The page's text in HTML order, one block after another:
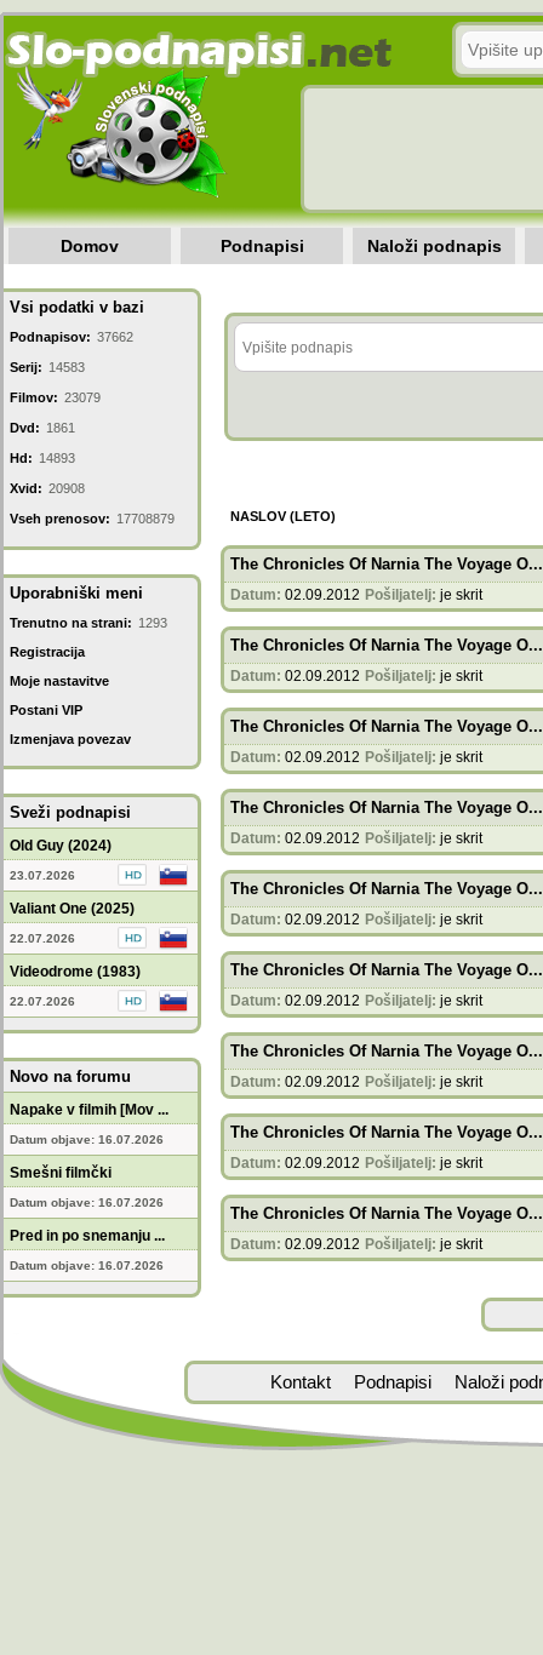
Domov Podnapisi Naloži podnapis
Vsi podatki v bazi
Podnapisov: 37662
Serij: 14583
Filmov: 23079
Dvd: 1861
Hd: 14893
Xvid: 20908
Vseh prenosov: 17708879
Uporabniški meni
Trenutno na strani: 1293
Registracija
Moje nastavitve
Postani VIP
Izmenjava povezav
Sveži podnapisi
Old Guy (2024)
23.07.2026
Valiant One (2025)
22.07.2026
Videodrome (1983)
22.07.2026
Novo na forumu
Napake v filmih [Mov ...
Datum objave: 16.07.2026
Smešni filmčki
Datum objave: 16.07.2026
Pred in po snemanju ...
Datum objave: 16.07.2026
NASLOV (LETO)
The Chronicles Of Narnia The Voyage
Datum: 02.09.2012 Pošiljatelj: je skrit
The Chronicles Of Narnia The Voyage
Datum: 02.09.2012 Pošiljatelj: je skrit
The Chronicles Of Narnia The Voyage
Datum: 02.09.2012 Pošiljatelj: je skrit
The Chronicles Of Narnia The Voyage
Datum: 02.09.2012 Pošiljatelj: je skrit
The Chronicles Of Narnia The Voyage
Datum: 02.09.2012 Pošiljatelj: je skrit
The Chronicles Of Narnia The Voyage
Datum: 02.09.2012 Pošiljatelj: je skrit
The Chronicles Of Narnia The Voyage
Datum: 02.09.2012 Pošiljatelj: je skrit
The Chronicles Of Narnia The Voyage
Datum: 02.09.2012 Pošiljatelj: je skrit
The Chronicles Of Narnia The Voyage
Datum: 02.09.2012 Pošiljatelj: je skrit
Kontakt Podnapisi Naloži